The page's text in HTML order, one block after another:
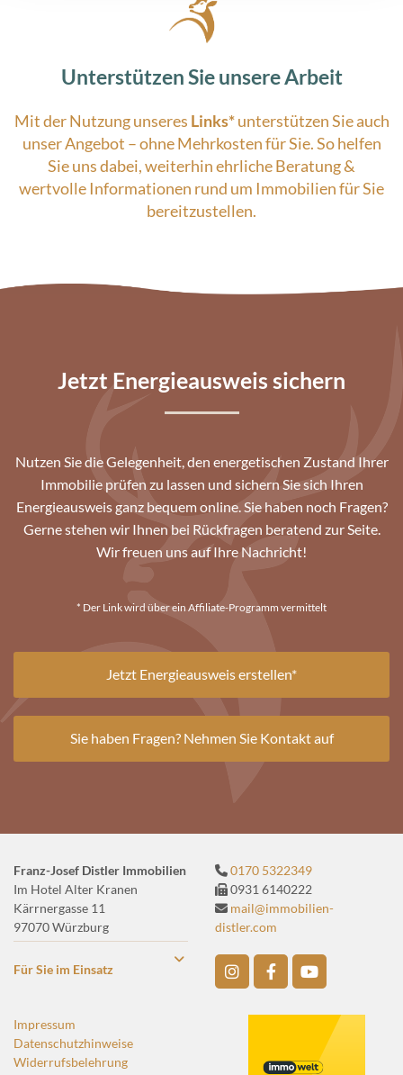
Unterstützen Sie unsere Arbeit
Mit der Nutzung unseres Links*unterstützen Sie auch
unser Angebot – ohne Mehrkosten für Sie. So helfen
Sie uns dabei, weiterhin ehrliche Beratung &
wertvolle Informationen rund um Immobilien für Sie
bereitzustellen.
Jetzt Energieausweis sichern
Nutzen Sie die Gelegenheit, den energetischen Zustand Ihrer
Immobilie prüfen zu lassen und sichern Sie sich Ihren
Energieausweis ganz bequem online. Sie haben noch Fragen?
Gerne stehen wir Ihnen bei Rückfragen beratend zur Seite.
Wir freuen uns auf Ihre Nachricht!
* Der Link wird über ein Affiliate-Programm vermittelt
Jetzt Energieausweis erstellen*
Sie haben Fragen? Nehmen Sie Kontakt auf
Franz-Josef Distler Immobilien
Im Hotel Alter Kranen
Kärrnergasse 11
97070 Würzburg
Für Sie im Einsatz
 0170 5322349
 0931 6140222
 mail@immobilien-
distler.com
Impressum
Datenschutzhinweise
Widerrufsbelehrung